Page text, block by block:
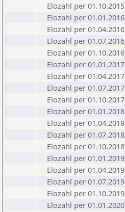
Elozahl per 01.10.2015
Elozahl per 01.01.2016
Elozahl per 01.04.2016
Elozahl per 01.07.2016
Elozahl per 01.10.2016
Elozahl per 01.01.2017
Elozahl per 01.04.2017
Elozahl per 01.07.2017
Elozahl per 01.10.2017
Elozahl per 01.01.2018
Elozahl per 01.04.2018
Elozahl per 01.07.2018
Elozahl per 01.10.2018
Elozahl per 01.01.2019
Elozahl per 01.04.2019
Elozahl per 01.07.2019
Elozahl per 01.10.2019
Elozahl per 01.01.2020